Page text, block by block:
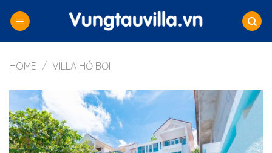
HOME / VILLA HỒ BƠI